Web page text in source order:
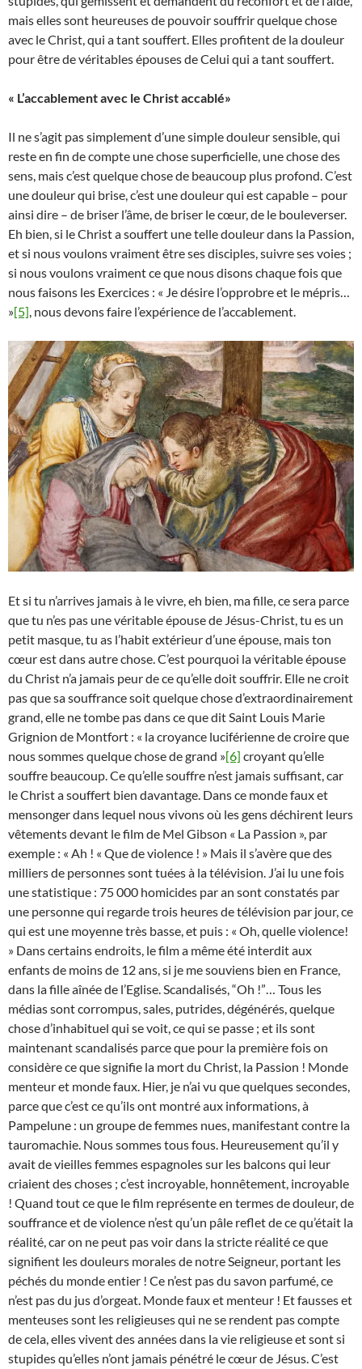
mais elles sont heureuses de pouvoir souffrir quelque chose
avec le Christ, qui a tant souffert. Elles profitent de la douleur
pour être de véritables épouses de Celui qui a tant souffert.
« L’accablement avec le Christ accablé»
Il ne s’agit pas simplement d’une simple douleur sensible, qui
reste en fin de compte une chose superficielle, une chose des
sens, mais c’est quelque chose de beaucoup plus profond. C’est
une douleur qui brise, c’est une douleur qui est capable – pour
ainsi dire – de briser l’âme, de briser le cœur, de le bouleverser.
Eh bien, si le Christ a souffert une telle douleur dans la Passion,
et si nous voulons vraiment être ses disciples, suivre ses voies ;
si nous voulons vraiment ce que nous disons chaque fois que
nous faisons les Exercices : « Je désire l’opprobre et le mépris…
»[5], nous devons faire l’expérience de l’accablement.
Et si tu n’arrives jamais à le vivre, eh bien, ma fille, ce sera parce
que tu n’es pas une véritable épouse de Jésus-Christ, tu es un
petit masque, tu as l’habit extérieur d’une épouse, mais ton
cœur est dans autre chose. C’est pourquoi la véritable épouse
du Christ n’a jamais peur de ce qu’elle doit souffrir. Elle ne croit
pas que sa souffrance soit quelque chose d’extraordinairement
grand, elle ne tombe pas dans ce que dit Saint Louis Marie
Grignion de Montfort : « la croyance luciférienne de croire que
nous sommes quelque chose de grand »[6] croyant qu’elle
souffre beaucoup. Ce qu’elle souffre n’est jamais suffisant, car
le Christ a souffert bien davantage. Dans ce monde faux et
mensonger dans lequel nous vivons où les gens déchirent leurs
vêtements devant le film de Mel Gibson « La Passion », par
exemple : « Ah ! « Que de violence ! » Mais il s’avère que des
milliers de personnes sont tuées à la télévision. J’ai lu une fois
une statistique : 75 000 homicides par an sont constatés par
une personne qui regarde trois heures de télévision par jour, ce
qui est une moyenne très basse, et puis : « Oh, quelle violence!
» Dans certains endroits, le film a même été interdit aux
enfants de moins de 12 ans, si je me souviens bien en France,
dans la fille aînée de l’Eglise. Scandalisés, “Oh !”… Tous les
médias sont corrompus, sales, putrides, dégénérés, quelque
chose d’inhabituel qui se voit, ce qui se passe ; et ils sont
maintenant scandalisés parce que pour la première fois on
considère ce que signifie la mort du Christ, la Passion ! Monde
menteur et monde faux. Hier, je n’ai vu que quelques secondes,
parce que c’est ce qu’ils ont montré aux informations, à
Pampelune : un groupe de femmes nues, manifestant contre la
tauromachie. Nous sommes tous fous. Heureusement qu’il y
avait de vieilles femmes espagnoles sur les balcons qui leur
criaient des choses ; c’est incroyable, honnêtement, incroyable
! Quand tout ce que le film représente en termes de douleur, de
souffrance et de violence n’est qu’un pâle reflet de ce qu’était la
réalité, car on ne peut pas voir dans la stricte réalité ce que
signifient les douleurs morales de notre Seigneur, portant les
péchés du monde entier ! Ce n’est pas du savon parfumé, ce
n’est pas du jus d’orgeat. Monde faux et menteur ! Et fausses et
menteuses sont les religieuses qui ne se rendent pas compte
de cela, elles vivent des années dans la vie religieuse et sont si
stupides qu’elles n’ont jamais pénétré le cœur de Jésus. C’est